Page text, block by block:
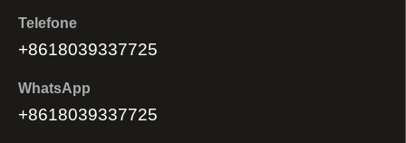
Telefone
+8618039337725
WhatsApp
+8618039337725